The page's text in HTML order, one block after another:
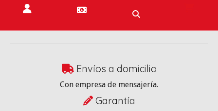
Envíos a domicilio
Con empresa de mensajería.
Garantía